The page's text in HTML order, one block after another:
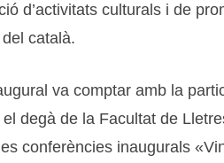
d’activitats culturals i de
català.
va comptar amb la
degà de la Facultat de
conferències inaugurals